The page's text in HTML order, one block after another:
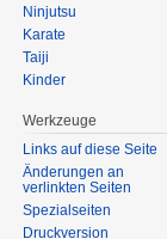
Ninjutsu
Karate
Taiji
Kinder
Werkzeuge
Links auf diese Seite
Änderungen an
verlinkten Seiten
Spezialseiten
Druckversion